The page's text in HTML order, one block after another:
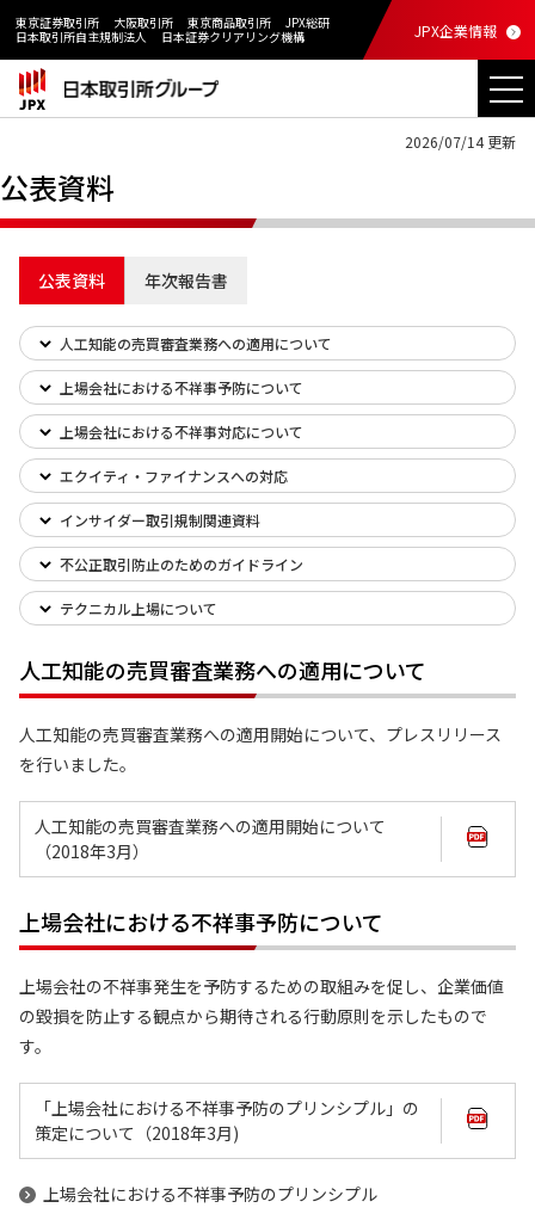
東京証券取引所 大阪取引所 東京商品取引所
JPX総研
日本取引所自主規制法人
日本証券クリアリング機構 JPX企業情報
2026/07/14 更新
公表資料
公表資料 年次報告書
人工知能の売買審査業務への適用について
上場会社における不祥事予防について
上場会社における不祥事対応について
エクイティ・ファイナンスへの対応
インサイダー取引規制関連資料
不公正取引防止のためのガイドライン
テクニカル上場について
人工知能の売買審査業務への適用について
人工知能の売買審査業務への適用開始について、プレスリリース
を行いました。
人工知能の売買審査業務への適用開始について
（2018年3月）
上場会社における不祥事予防について
上場会社の不祥事発生を予防するための取組みを促し、企業価値
の毀損を防止する観点から期待される行動原則を示したもので
す。
「上場会社における不祥事予防のプリンシプル」の
策定について（2018年3月)
上場会社における不祥事予防のプリンシプル